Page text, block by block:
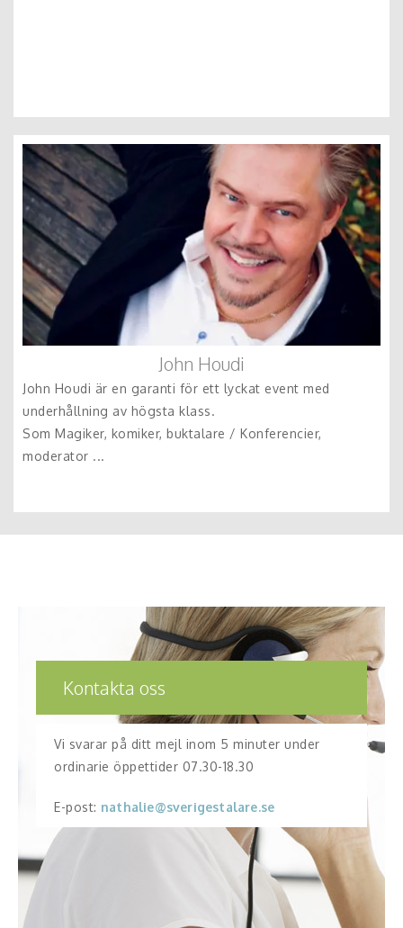
John Houdi
John Houdi är en garanti för ett lyckat event med
underhållning av högsta klass.
Som Magiker, komiker, buktalare / Konferencier,
moderator ...
Kontakta oss
Vi svarar på ditt mejl inom 5 minuter under
ordinarie öppettider 07.30-18.30
E-post: nathalie@sverigestalare.se